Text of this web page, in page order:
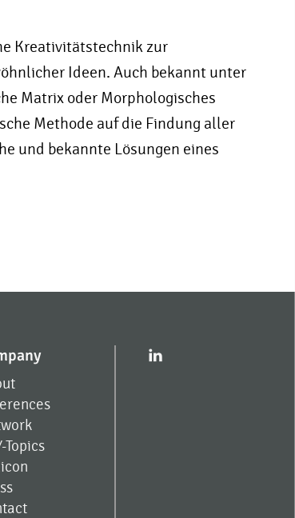
Kreativitätstechnik zur
Ideen. Auch bekannt unter
Matrix oder Morphologisches
Methode auf die Findung aller
und bekannte Lösungen eines
Topics
I